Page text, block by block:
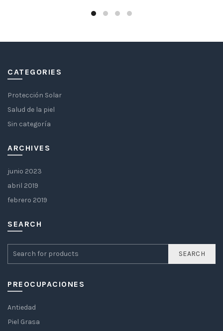
CATEGORIES
Protección Solar
Salud de la piel
Sin categoría
ARCHIVES
junio 2023
abril 2019
febrero 2019
SEARCH
SEARCH
PREOCUPACIONES
Antiedad
Piel Grasa